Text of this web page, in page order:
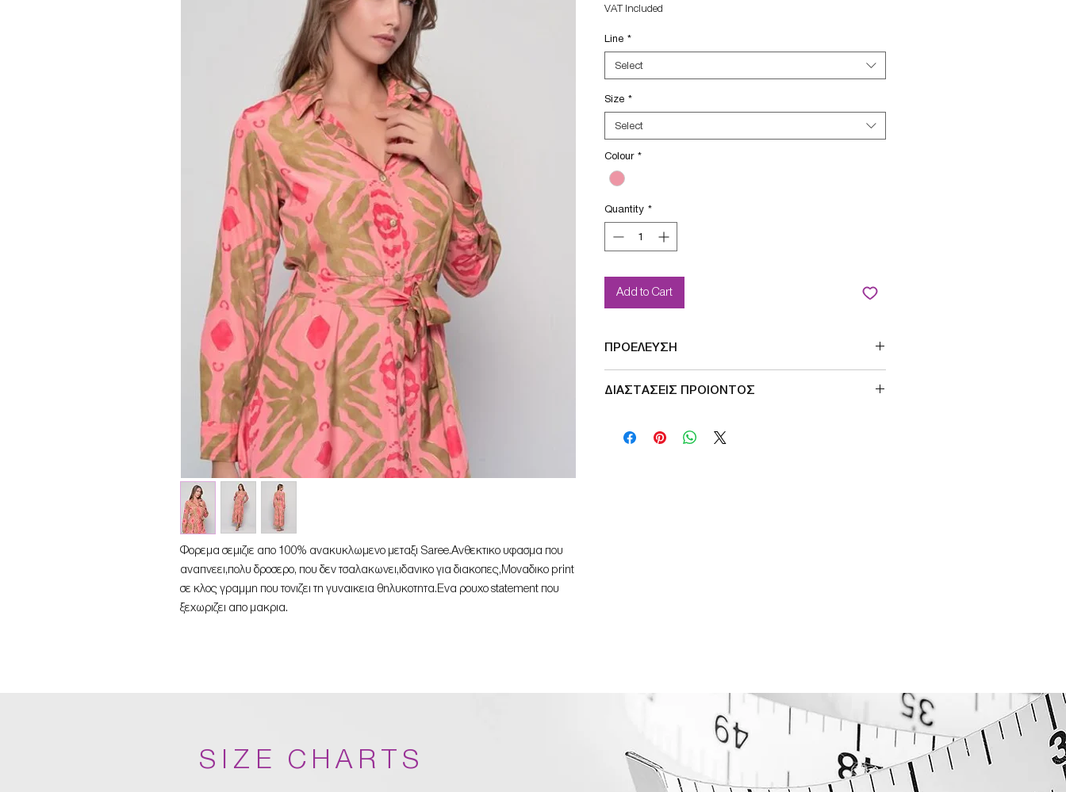
Φορεμα σεμιζιε απο 100% ανακυκλωμενο μεταξι Saree.Ανθεκτικο υφασμα που
αναπνεει,πολυ δροσερο, που δεν τσαλακωνει,ιδανικο για διακοπες,Μοναδικο print
σε κλος γραμμη που τονιζει τη γυναικεια θηλυκοτητα.Ενα ρουχο statement που
ξεχωριζει απο μακρια.
VAT Included
Line *
Select
Size *
Select
Colour *
Quantity *
Add to Cart
ΠΡΟΕΛΕΥΣΗ
ΔΙΑΣΤΑΣΕΙΣ ΠΡΟΙΟΝΤΟΣ
SIZE
SIZE CHARTS